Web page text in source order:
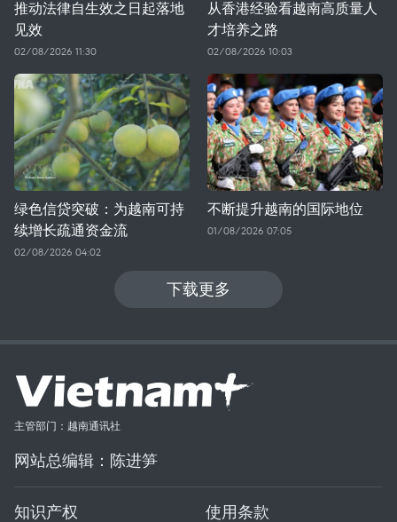
推动法律自生效之日起落地
见效
02/08/2026 11:30
从香港经验看越南高质量人
才培养之路
02/08/2026 10:03
绿色信贷突破：为越南可持
续增长疏通资金流
02/08/2026 04:02
不断提升越南的国际地位
01/08/2026 07:05
下载更多
主管部门：越南通讯社
网站总编辑：陈进笋
知识产权 使用条款